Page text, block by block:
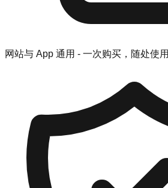
网站与 App 通用 - 一次购买，随处使用